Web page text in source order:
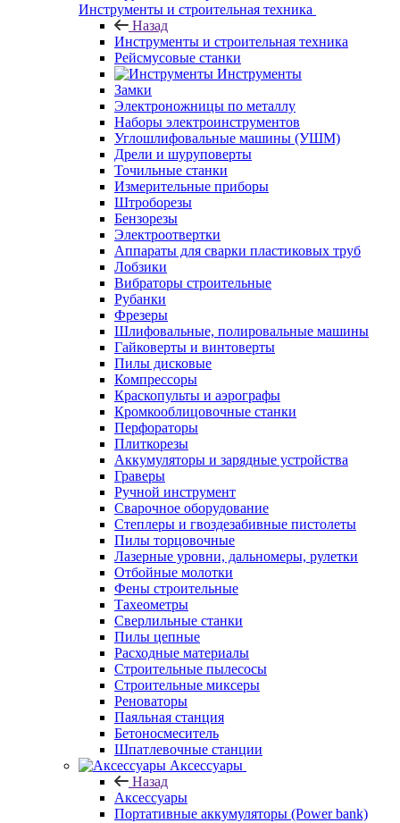
Инструменты и строительная техника
Назад
Инструменты и строительная техника
Рейсмусовые станки
Инструменты
Замки
Электроножницы по металлу
Наборы электроинструментов
Углошлифовальные машины (УШМ)
Дрели и шуруповерты
Точильные станки
Измерительные приборы
Штроборезы
Бензорезы
Электроотвертки
Аппараты для сварки пластиковых труб
Лобзики
Вибраторы строительные
Рубанки
Фрезеры
Шлифовальные, полировальные машины
Гайковерты и винтоверты
Пилы дисковые
Компрессоры
Краскопульты и аэрографы
Кромкооблицовочные станки
Перфораторы
Плиткорезы
Аккумуляторы и зарядные устройства
Граверы
Ручной инструмент
Сварочное оборудование
Степлеры и гвоздезабивные пистолеты
Пилы торцовочные
Лазерные уровни, дальномеры, рулетки
Отбойные молотки
Фены строительные
Тахеометры
Сверлильные станки
Пилы цепные
Расходные материалы
Строительные пылесосы
Строительные миксеры
Реноваторы
Паяльная станция
Бетоносмеситель
Шпатлевочные станции
Аксессуары
Назад
Аксессуары
Портативные аккумуляторы (Power bank)